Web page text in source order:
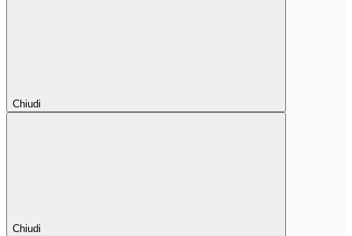
Chiudi
Chiudi